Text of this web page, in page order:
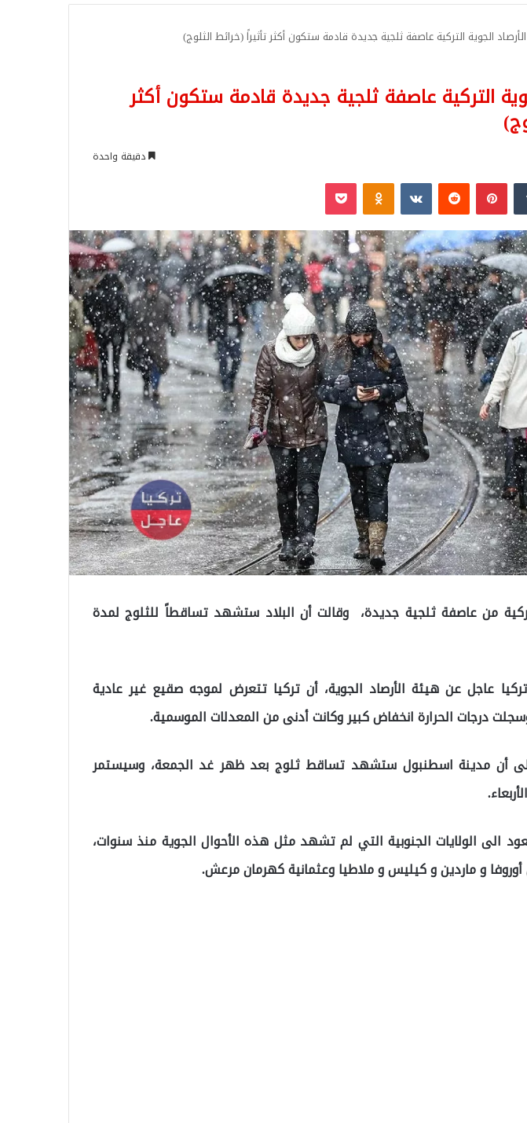
الجوية التركية عاصفة ثلجية جديدة قادمة ستكون أكثر تأثيراً (خرائط الثلوج)
التركية عاصفة ثلجية جديدة قادمة ستكون أكثر
دقيقة واحدة
بينتيريست Odnoklassniki
‫Pocket
من عاصفة ثلجية جديدة، وقالت أن البلاد ستشهد تساقطاً للثلوج لمدة
عاجل عن هيئة الأرصاد الجوية، أن تركيا تتعرض لموجه صقيع غير عادية
درجات الحرارة انخفاض كبير وكانت أدنى من المعدلات الموسمية.
الى أن مدينة اسطنبول ستشهد تساقط ثلوج بعد ظهر غد الجمعة، وسيستمر
الى الولايات الجنوبية التي لم تشهد مثل هذه الأحوال الجوية منذ سنوات،
و ماردين و كيليس و ملاطيا وعثمانية كهرمان مرعش.